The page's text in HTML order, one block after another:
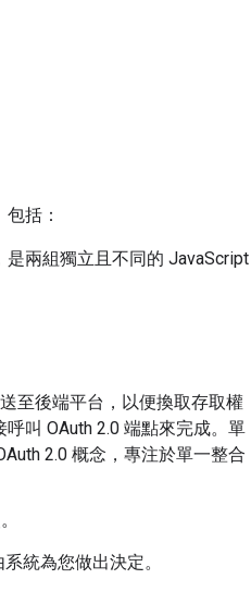
括：
是兩組獨立且不同的 JavaScript
至後端平台，以便換取存取權
叫 OAuth 2.0 端點來完成。單
2.0 概念，專注於單一整合
統為您做出決定。